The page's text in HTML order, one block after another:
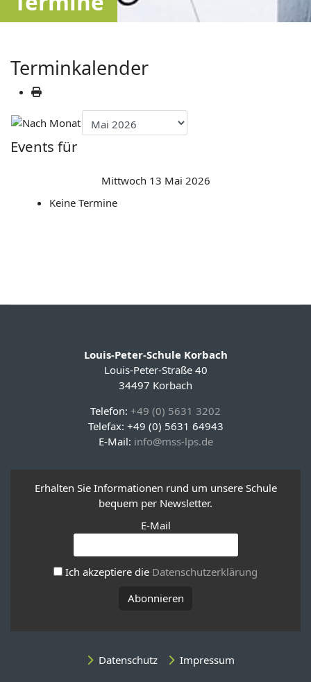
Terminkalender
Events für
Mittwoch 13 Mai 2026
Keine Termine
Louis-Peter-Schule Korbach
Louis-Peter-Straße 40
34497 Korbach
Telefon: +49 (0) 5631 3202
Telefax: +49 (0) 5631 64943
E-Mail: info@mss-lps.de
Erhalten Sie Informationen rund um unsere Schule
bequem per Newsletter.
E-Mail
Ich akzeptiere die Datenschutzerklärung
Datenschutz Impressum